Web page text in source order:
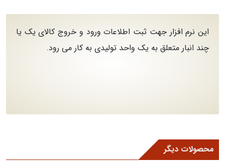
این نرم افزار جهت ثبت اطلاعات ورود و خروج کالای یک یا
چند انبار متعلق به یک واحد تولیدی به کار می رود.
محصولات دیگر